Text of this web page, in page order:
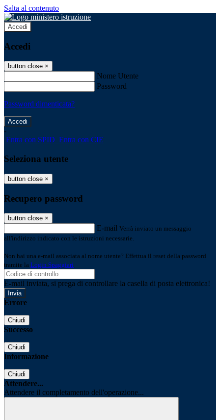
Salta al contenuto
Accedi
Accedi
button close ×
Nome Utente
Password
Password dimenticata?
-
Entra con SPID Entra con CIE
Seleziona utente
button close ×
Recupero password
button close ×
E-mail Verrà inviato un messaggio
all'indirizzo indicato con le istruzioni necessarie.
Non hai una e-mail associata al nome utente? Effettua il reset della password
tramite la Login Spaggiari
E-mail inviata, si prega di controllare la casella di posta elettronica!
Errore
Chiudi
Successo
Chiudi
Informazione
Chiudi
Attendere...
Attendere il completamento dell'operazione...